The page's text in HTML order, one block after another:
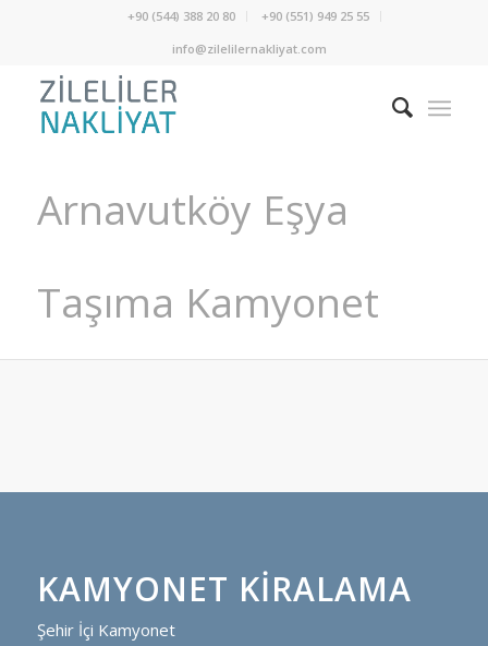
+90 (544) 388 20 80
+90 (551) 949 25 55
info@zilelilernakliyat.com
Arnavutköy Eşya
Taşıma Kamyonet
KAMYONET KIRALAMA
Şehir İçi Kamyonet